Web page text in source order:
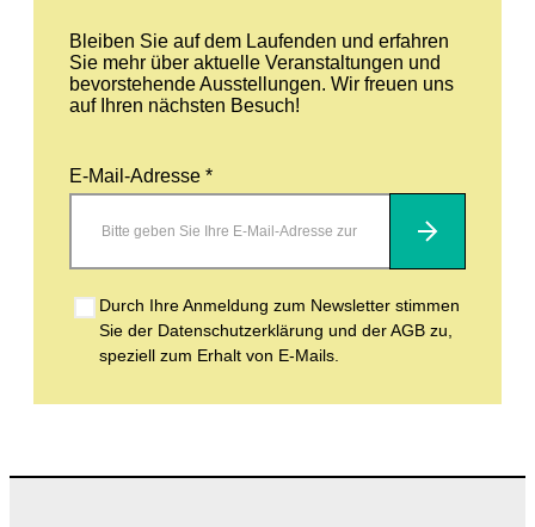
Bleiben Sie auf dem Laufenden und erfahren
Sie mehr über aktuelle Veranstaltungen und
bevorstehende Ausstellungen. Wir freuen uns
auf Ihren nächsten Besuch!
E-Mail-Adresse *
Abonnieren
Durch Ihre Anmeldung zum Newsletter stimmen
Sie der Datenschutzerklärung und der AGB zu,
speziell zum Erhalt von E-Mails.